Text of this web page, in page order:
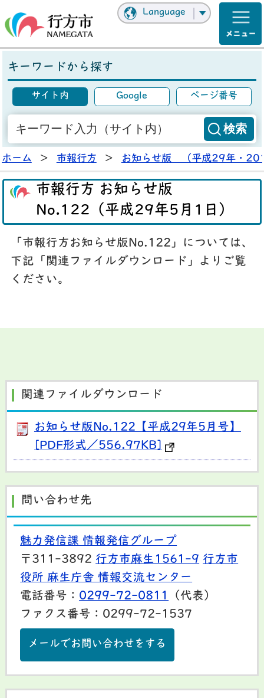
Language
キーワードから探す
サイト内 Google ページ番号
ホーム > 市報行方 > お知らせ版 （平成29年・
市報行方 お知らせ版
No.122（平成29年5月1日）
「市報行方お知らせ版No.122」については、
下記「関連ファイルダウンロード」よりご覧
ください。
関連ファイルダウンロード
お知らせ版No.122【平成29年5月号】
[PDF形式／556.97KB]
問い合わせ先
魅力発信課 情報発信グループ
〒311-3892 行方市麻生1561-9 行方市
役所 麻生庁舎 情報交流センター
電話番号： 0299-72-0811
（代表）
ファクス番号：0299-72-1537
メールでお問い合わせをする